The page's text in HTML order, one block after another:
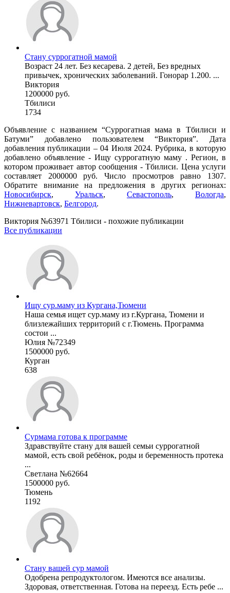
Cтану суррогатной мамой
Возраст 24 лет. Без кесарева. 2 детей, Без вредных
привычек, хронических заболеваний. Гонорар 1.200. ...
Виктория
1200000 руб.
Тбилиси
1734
Объявление с названием “Суррогатная мама в Тбилиси и
Батуми” добавлено пользователем “Виктория”. Дата
добавления публикации – 04 Июля 2024. Рубрика, в которую
добавлено объявление - Ищу суррогатную маму . Регион, в
котором проживает автор сообщения - Тбилиси. Цена услуги
составляет 2000000 руб. Число просмотров равно 1307.
Обратите внимание на предложения в других регионах:
Новосибирск, Уральск, Севастополь, Вологда,
Нижневартовск, Белгород.
Виктория №63971 Тбилиси - похожие публикации
Все публикации
Ищу сур.маму из Кургана,Тюмени
Наша семья ищет сур.маму из г.Кургана, Тюмени и
близлежайших территорий с г.Тюмень. Программа
состои ...
Юлия №72349
1500000 руб.
Курган
638
Сурмама готова к программе
Здравствуйте стану для вашей семьи суррогатной
мамой, есть свой ребёнок, роды и беременность протека
...
Светлана №62664
1500000 руб.
Тюмень
1192
Стану вашей сур мамой
Одобрена репродуктологом. Имеются все анализы.
Здоровая, ответственная. Готова на переезд. Есть ребе ...